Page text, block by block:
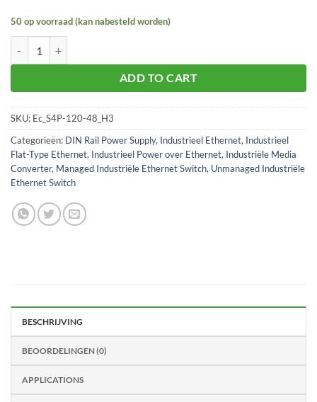
50 op voorraad (kan nabesteld worden)
ADD TO CART
SKU: Ec_S4P-120-48_H3
Categorieën: DIN Rail Power Supply, Industrieel Ethernet, Industrieel
Flat-Type Ethernet, Industrieel Power over Ethernet, Industriële Media
Converter, Managed Industriële Ethernet Switch, Unmanaged Industriële
Ethernet Switch
BESCHRIJVING
BEOORDELINGEN (0)
APPLICATIONS